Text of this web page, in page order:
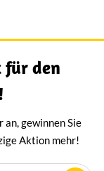
für den
gewinnen Sie
Aktion mehr!